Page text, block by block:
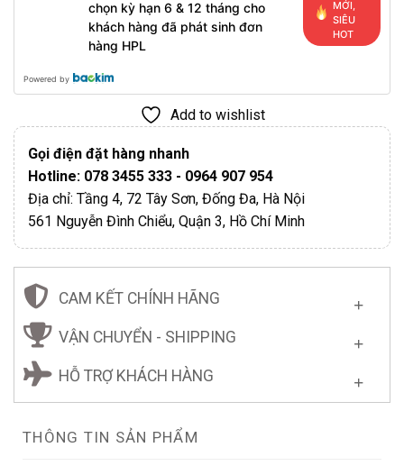
chọn kỳ hạn 6 & 12 tháng cho
khách hàng đã phát sinh đơn
hàng HPL
MỚI,
SIÊU
HOT
Powered by
Add to wishlist
Gọi điện đặt hàng nhanh
Hotline: 078 3455 333 - 0964 907 954
Địa chỉ: Tầng 4, 72 Tây Sơn, Đống Đa, Hà Nội
561 Nguyễn Đình Chiểu, Quận 3, Hồ Chí Minh
CAM KẾT CHÍNH HÃNG
VẬN CHUYỂN - SHIPPING
HỖ TRỢ KHÁCH HÀNG
THÔNG TIN SẢN PHẨM